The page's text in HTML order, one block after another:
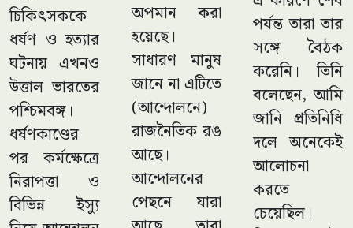
চিকিৎসককে
ধর্ষণ ও হত্যার
ঘটনায় এখনও
উত্তাল ভারতের
পশ্চিমবঙ্গ।
ধর্ষণকাণ্ডের
পর কর্মক্ষেত্রে
নিরাপত্তা ও
বিভিন্ন ইস্যু
অপমান করা
হয়েছে।
সাধারণ মানুষ
জানে না এটিতে
(আন্দোলনে)
রাজনৈতিক রঙ
আছে।
আন্দোলনের
পেছনে যারা
পর্যন্ত তারা তার
সঙ্গে বৈঠক
করেনি। তিনি
বলেছেন, আমি
জানি প্রতিনিধি
দলে অনেকেই
আলোচনা
করতে
চেয়েছিল।